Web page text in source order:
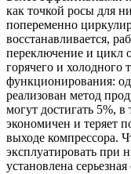
как точкой росы для
попеременно
восстанавливается,
переключение и цикл
горячего и
функционирования:
реализован метод
могут достигать 5%, в
экономичен и теряет
выходе компрессора.
эксплуатировать при
установлена